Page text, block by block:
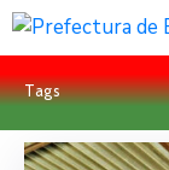
Inicio
Institución
Tags